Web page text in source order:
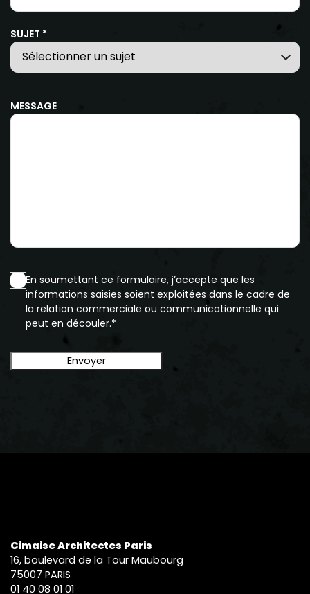
SUJET *
MESSAGE
En soumettant ce formulaire, j’accepte que les
informations saisies soient exploitées dans le cadre de
la relation commerciale ou communicationnelle qui
peut en découler.*
Cimaise Architectes Paris
16, boulevard de la Tour Maubourg
75007 PARIS
01 40 08 01 01